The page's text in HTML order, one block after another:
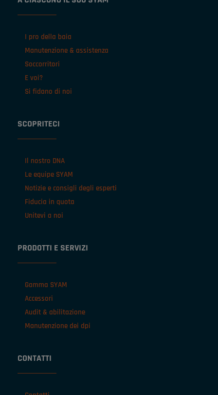
I pro della baia
Manutenzione & assistenza
Soccorritori
E voi?
Si fidano di noi
SCOPRITECI
Il nostro DNA
Le equipe SYAM
Notizie e consigli degli esperti
Fiducia in quota
Unitevi a noi
PRODOTTI E SERVIZI
Gamma SYAM
Accessori
Audit & abilitazione
Manutenzione dei dpi
CONTATTI